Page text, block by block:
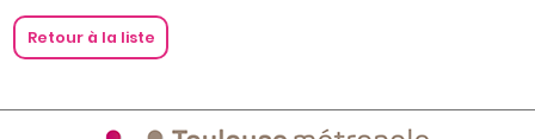
Retour à la liste